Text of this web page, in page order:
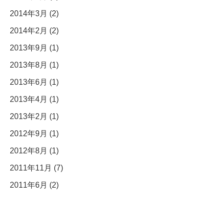
2014年3月 (2)
2014年2月 (2)
2013年9月 (1)
2013年8月 (1)
2013年6月 (1)
2013年4月 (1)
2013年2月 (1)
2012年9月 (1)
2012年8月 (1)
2011年11月 (7)
2011年6月 (2)